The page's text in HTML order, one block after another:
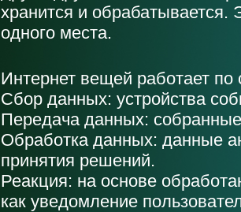
хранится и обрабатывается.
одного места.
Интернет вещей работает
Сбор данных: устройства
Передача данных:
Обработка данных: данные
принятия решений.
Реакция: на основе
как уведомление